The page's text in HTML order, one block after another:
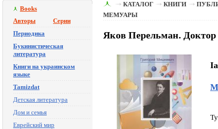
Books
Авторы
Серии
Периодика
Букинистическая
литература
Книги на украинском
языке
Tamizdat
Детская литература
Дом и семья
Еврейский мир
КАТАЛОГ КНИГИ
МЕМУАРЫ
Яков Перельман.